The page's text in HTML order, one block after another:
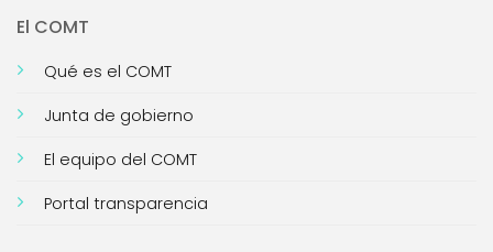
El COMT
Qué es el COMT
Junta de gobierno
El equipo del COMT
Portal transparencia